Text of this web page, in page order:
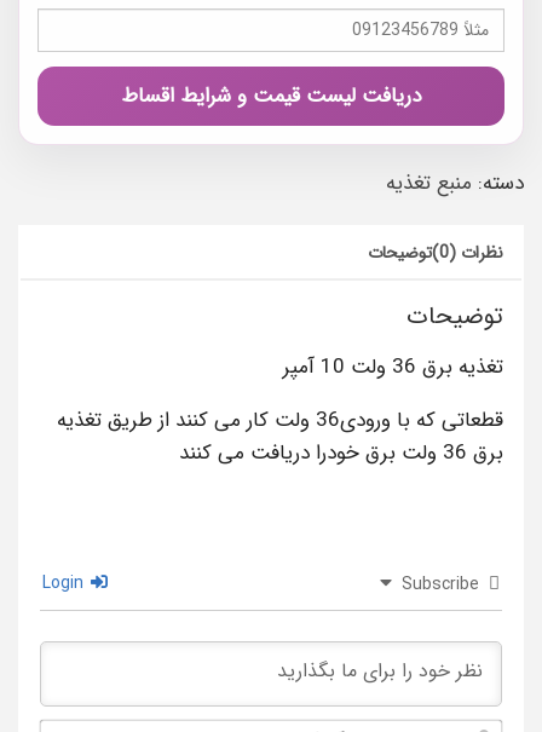
دریافت لیست قیمت و شرایط اقساط
دسته: منبع تغذیه
توضیحات نظرات (0)
توضیحات
تغذیه برق 36 ولت 10 آمپر
قطعاتی که با ورودی36 ولت کار می کنند از طریق تغذیه
برق 36 ولت برق خودرا دریافت می کنند
Subscribe